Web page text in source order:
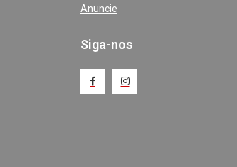
Anuncie
Siga-nos